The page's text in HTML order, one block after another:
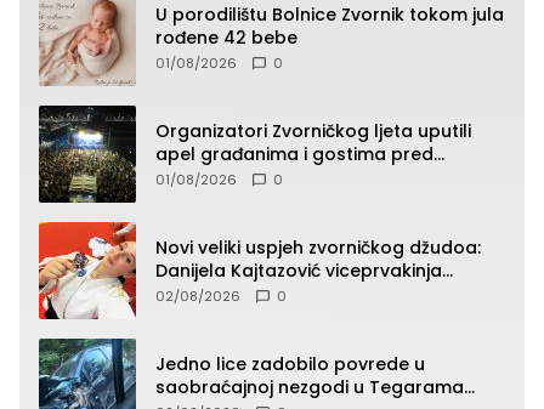
U porodilištu Bolnice Zvornik tokom jula
rođene 42 bebe
01/08/2026 0
Organizatori Zvorničkog ljeta uputili
apel građanima i gostima pred
početak koncertnog programa
01/08/2026 0
Novi veliki uspjeh zvorničkog džudoa:
Danijela Kajtazović viceprvakinja
Balkana u seniorskoj konkurenciji
02/08/2026 0
Jedno lice zadobilo povrede u
saobraćajnoj nezgodi u Tegarama